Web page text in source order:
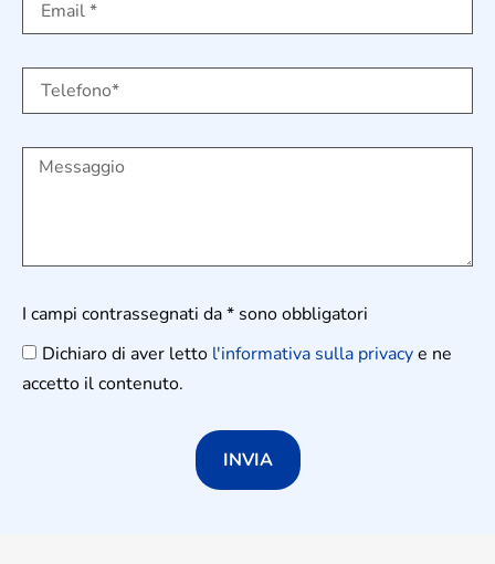
I campi contrassegnati da * sono obbligatori
Dichiaro di aver letto l'informativa sulla privacye ne
accetto il contenuto.
INVIA